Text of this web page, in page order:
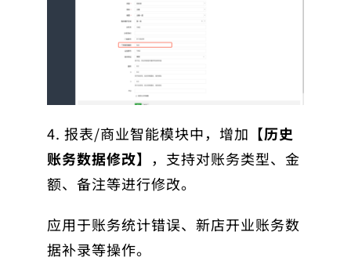
4. 报表/商业智能模块中，增加 【历史
账务数据修改】 ，支持对账务类型、金
额、备注等进行修改。
应用于账务统计错误、新店开业账务数
据补录等操作。